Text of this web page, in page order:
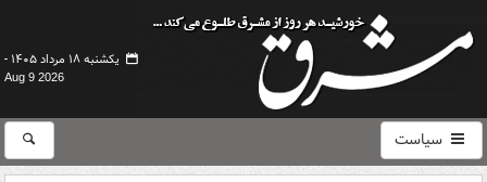
یکشنبه ۱۸ مرداد ۱۴۰۵ -
Aug 9 2026
سیاست